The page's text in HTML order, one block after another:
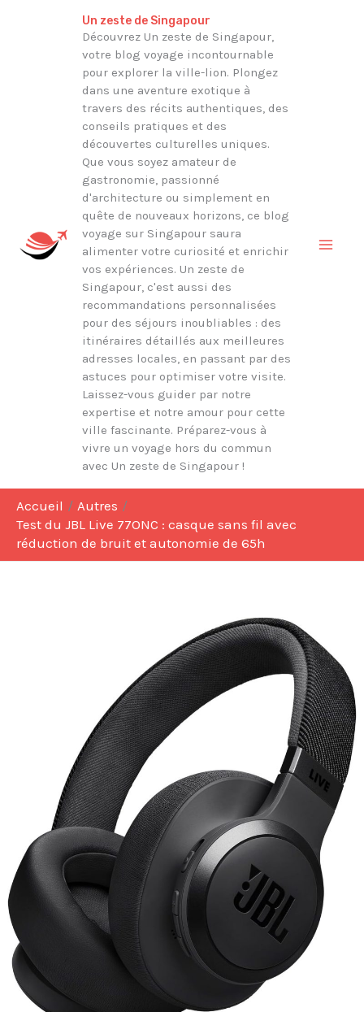
Un zeste de Singapour
Découvrez Un zeste de Singapour,
votre blog voyage incontournable
pour explorer la ville-lion. Plongez
dans une aventure exotique à
travers des récits authentiques, des
conseils pratiques et des
découvertes culturelles uniques.
Que vous soyez amateur de
gastronomie, passionné
d'architecture ou simplement en
quête de nouveaux horizons, ce blog
voyage sur Singapour saura
alimenter votre curiosité et enrichir
vos expériences. Un zeste de
Singapour, c'est aussi des
recommandations personnalisées
pour des séjours inoubliables : des
itinéraires détaillés aux meilleures
adresses locales, en passant par des
astuces pour optimiser votre visite.
Laissez-vous guider par notre
expertise et notre amour pour cette
ville fascinante. Préparez-vous à
vivre un voyage hors du commun
avec Un zeste de Singapour !
Accueil
Autres
Test du JBL Live 77ONC : casque sans fil avec
réduction de bruit et autonomie de 65h
Rechercher